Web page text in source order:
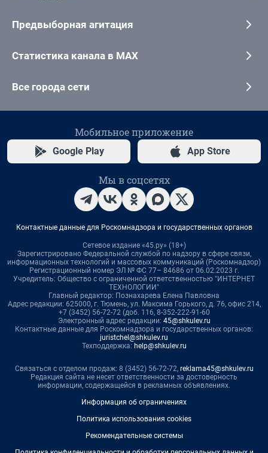
Предвыборная агитация
Статистика канала в MAX
Все города сети
Мобильное приложение
Google Play App Store
Мы в соцсетях
Контактные данные для Роскомнадзора и государственных органов
Сетевое издание «45.ру» (18+)
Зарегистрировано Федеральной службой по надзору в сфере связи,
информационных технологий и массовых коммуникаций (Роскомнадзор)
Регистрационный номер ЭЛ № ФС 77– 84686 от 06.02.2023 г.
Учредитель: Общество с ограниченной ответственностью "ИНТЕРНЕТ
ТЕХНОЛОГИИ"
Главный редактор: Познахарева Елена Павловна
Адрес редакции: 625000, г. Тюмень, ул. Максима Горького, д. 76, офис 214,
+7 (3452) 56-72-72 (доб. 116, 8-352-222-91-60
Электронный адрес редакции: 45@shkulev.ru
Контактные данные для Роскомнадзора и государственных органов:
juristchel@shkulev.ru
Техподдержка: help@shkulev.ru
Связаться с отделом продаж: 8 (3452) 56-72-72, reklama45@shkulev.ru
Редакция сайта не несет ответственности за достоверность
информации, содержащейся в рекламных объявлениях.
Информация об ограничениях
Политика использования cookies
Рекомендательные системы